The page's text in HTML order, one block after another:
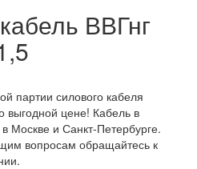
ВВГнг
партии силового кабеля
выгодной цене! Кабель в
Москве и Санкт-Петербурге.
вопросам обращайтесь к